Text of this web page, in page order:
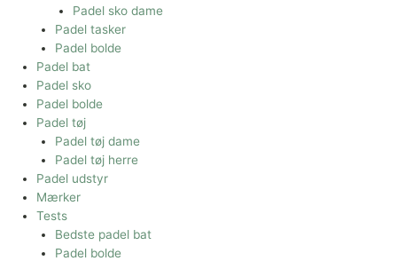
Padel sko dame
Padel tasker
Padel bolde
Padel bat
Padel sko
Padel bolde
Padel tøj
Padel tøj dame
Padel tøj herre
Padel udstyr
Mærker
Tests
Bedste padel bat
Padel bolde